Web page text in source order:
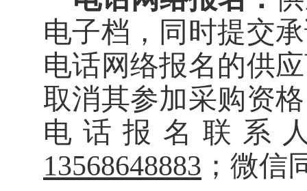
电子档，同时提交
电话网络报名的供
取消其参加采购资
电话报名联系
13568648883 ；微信